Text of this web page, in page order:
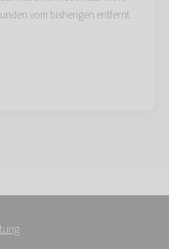
vom bisherigen entfernt.